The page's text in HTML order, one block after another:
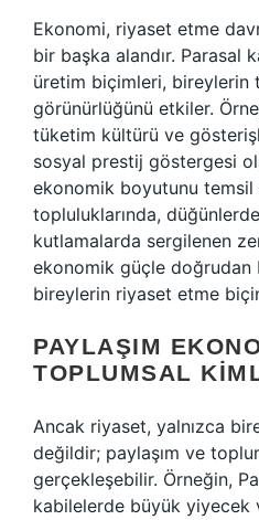
Ekonomi, riyaset etme
bir başka alandır. Parasal
üretim biçimleri, bireylerin
görünürlüğünü etkiler.
tüketim kültürü ve gösterişli
sosyal prestij göstergesi
ekonomik boyutunu temsil
topluluklarında,
kutlamalarda sergilenen
ekonomik güçle doğrudan
bireylerin riyaset etme
PAYLAŞIM
TOPLUMSAL
Ancak riyaset, yalnızca
değildir; paylaşım ve
gerçekleşebilir. Örneğin,
kabilelerde büyük yiyecek